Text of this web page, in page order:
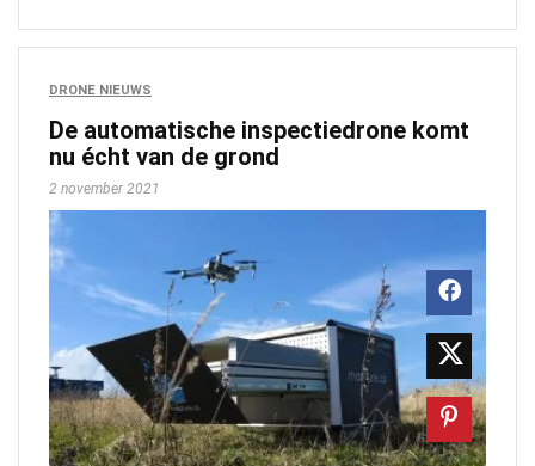
DRONE NIEUWS
De automatische inspectiedrone komt
nu écht van de grond
2 november 2021